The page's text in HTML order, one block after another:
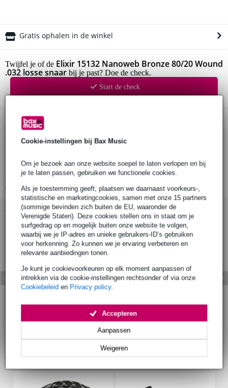
Cookie-instellingen bij Bax Music
Om je bezoek aan onze website soepel te laten verlopen en bij
je te laten passen, gebruiken we functionele cookies.
Als je toestemming geeft, plaatsen we daarnaast voorkeurs-,
statistische en marketingcookies, samen met onze 15 partners
(sommige bevinden zich buiten de EU, waaronder de
Verenigde Staten). Deze cookies stellen ons in staat om je
surfgedrag op en mogelijk buiten onze website te volgen,
waarbij we je IP-adres en unieke gebruikers-ID’s gebruiken
voor herkenning. Zo kunnen we je ervaring verbeteren en
relevante aanbiedingen tonen.
Je kunt je cookievoorkeuren op elk moment aanpassen of
intrekken via de cookie-instellingen rechtsonder of via onze
Cookiebeleid en Privacy policy.
Weigeren
Aanpassen
Accepteren
Gratis ophalen in de winkel
Twijfel je of de Elixir 15132 Nanoweb Bronze 80/20 Wound
.032 losse snaar bij je past? Doe de check.
Start de check
Productinformatie
Elixir AC032
dikte: 0.032 inch
Bekijk alle productspecificaties
Bekijk ook eens (2)
Accessoires (22)